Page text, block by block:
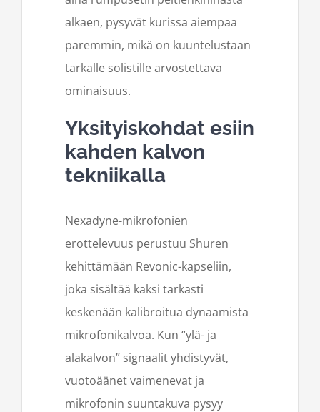
alkaen, pysyvät kurissa aiempaa
paremmin, mikä on kuuntelustaan
tarkalle solistille arvostettava
ominaisuus.
Yksityiskohdat esiin
kahden kalvon
tekniikalla
Nexadyne-mikrofonien
erottelevuus perustuu Shuren
kehittämään Revonic-kapseliin,
joka sisältää kaksi tarkasti
keskenään kalibroitua dynaamista
mikrofonikalvoa. Kun “ylä- ja
alakalvon” signaalit yhdistyvät,
vuotoäänet vaimenevat ja
mikrofonin suuntakuva pysyy